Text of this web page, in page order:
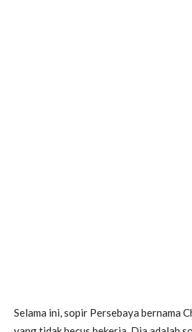
Selama ini, sopir Persebaya bernama